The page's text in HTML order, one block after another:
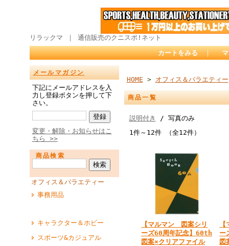
リラックマ ｜ 通信販売のクニスポ!ネット
カートをみる ｜
メールマガジン
下記にメールアドレスを入
力し登録ボタンを押して下
さい。
変更・解除・お知らせはこ
ちら >>
商品検索
オフィス＆バラエティー
事務用品
キャラクター＆ホビー
スポーツ&カジュアル
HOME > オフィス＆バラエティー
商品一覧
説明付き
/ 写真のみ
1件～12件 （全12件）
【マルマン 図案シリ
ーズ60周年記念】60th
図案×クリアファイル
ー